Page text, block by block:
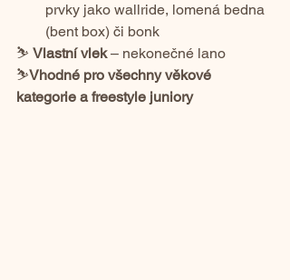
prvky jako wallride, lomená bedna
(bent box) či bonk
⛷️ Vlastní vlek – nekonečné lano
⛷️Vhodné pro všechny věkové
kategorie a freestyle juniory